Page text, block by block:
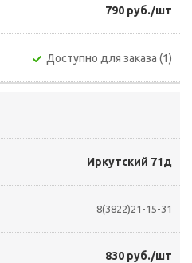
790 руб./шт
Доступно для заказа (1)
Иркутский 71д
8(3822)21-15-31
830 руб./шт